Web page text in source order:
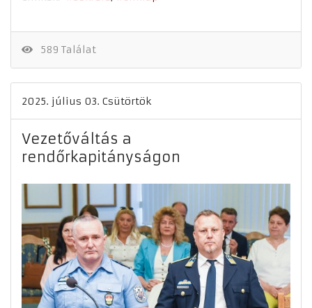
589 Találat
2025. július 03. Csütörtök
Vezetőváltás a
rendőrkapitányságon